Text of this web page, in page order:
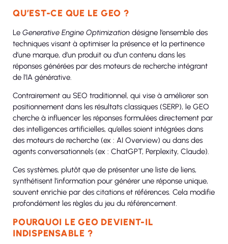
QU’EST-CE QUE LE GEO ?
Le Generative Engine Optimization désigne l’ensemble des
techniques visant à optimiser la présence et la pertinence
d’une marque, d’un produit ou d’un contenu dans les
réponses générées par des moteurs de recherche intégrant
de l’IA générative.
Contrairement au SEO traditionnel, qui vise à améliorer son
positionnement dans les résultats classiques (SERP), le GEO
cherche à influencer les réponses formulées directement par
des intelligences artificielles, qu’elles soient intégrées dans
des moteurs de recherche (ex : AI Overview) ou dans des
agents conversationnels (ex : ChatGPT, Perplexity, Claude).
Ces systèmes, plutôt que de présenter une liste de liens,
synthétisent l’information pour générer une réponse unique,
souvent enrichie par des citations et références. Cela modifie
profondément les règles du jeu du référencement.
POURQUOI LE GEO DEVIENT-IL
INDISPENSABLE ?